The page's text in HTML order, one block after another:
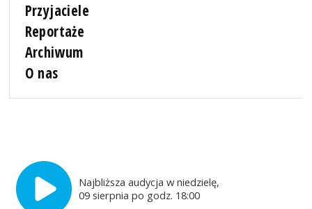
Przyjaciele
Reportaże
Archiwum
O nas
Najbliższa audycja w niedzielę,
09 sierpnia po godz. 18:00